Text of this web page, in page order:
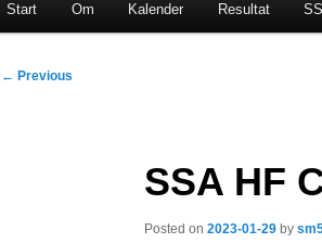
Start Om Kalender Resultat
Post
← Previous
SSA HF
Posted on 2023-01-29 by